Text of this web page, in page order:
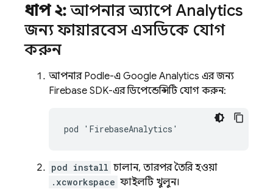
ধাপ ২:আপনার অ্যাপেAnalytics
জন্য ফায়ারবেস এসডিকে যোগ
করুন
আপনার Podfile-এ Google Analytics এর জন্য
Firebase SDK-এর ডিপেন্ডেন্সিটি যোগ করুন:
pod install চালান, তারপর তৈরি হওয়া
.xcworkspace ফাইলটি খুলুন।